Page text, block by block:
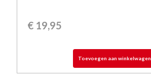
€19,95
Toevoegen aan winkelwagen